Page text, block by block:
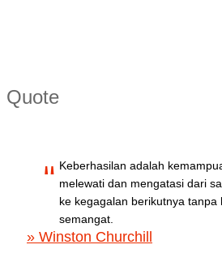
Quote
Keberhasilan adalah
melewati dan mengatasi dari
ke kegagalan berikutnya tanpa
semangat.
» Winston Churchill